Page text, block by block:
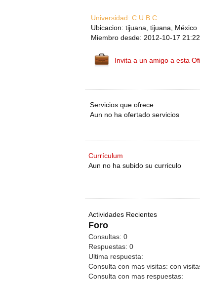
Universidad: C.U.B.C
Ubicacion: tijuana, tijuana, México
Miembro desde: 2012-10-17
Invita a un amigo a esta
Servicios que ofrece
Aun no ha ofertado servicios
Currículum
Aun no ha subido su curriculo
Actividades Recientes
Foro
Consultas: 0
Respuestas: 0
Ultima respuesta:
Consulta con mas visitas: con
Consulta con mas respuestas: